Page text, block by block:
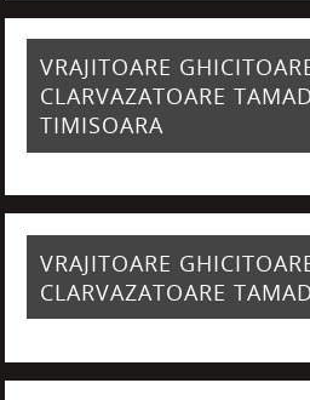
VRAJITOARE
CLARVAZATOARE
TIMISOARA
VRAJITOARE
CLARVAZATOARE